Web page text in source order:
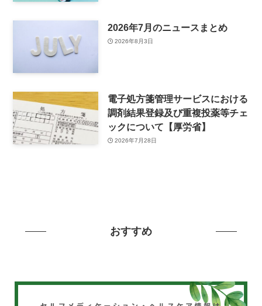
2026年7月のニュースまとめ
2026年8月3日
電子処方箋管理サービスにおける
調剤結果登録及び重複投薬等チェ
ックについて【厚労省】
2026年7月28日
おすすめ